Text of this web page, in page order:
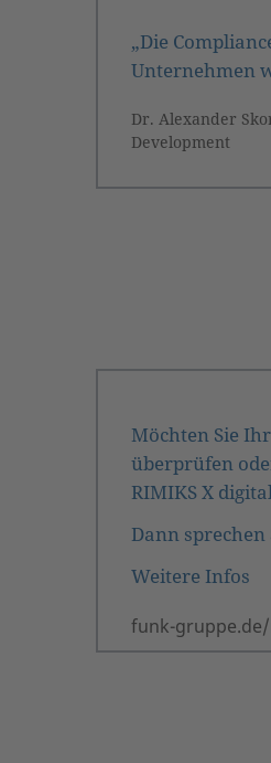
„Die
Unternehmen
Dr. Alexander
Development
Möchten Sie
überprüfen
RIMIKS X
Dann sprechen
Weitere Infos
funk-